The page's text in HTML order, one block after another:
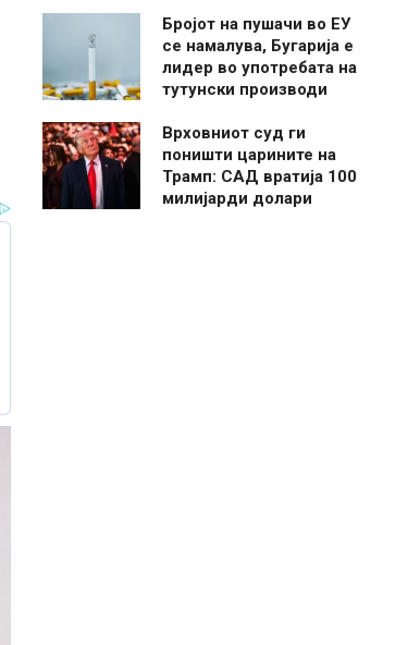
Бројот на пушачи во ЕУ
се намалува, Бугарија е
лидер во употребата на
тутунски производи
Врховниот суд ги
поништи царините на
Трамп: САД вратија 100
милијарди долари